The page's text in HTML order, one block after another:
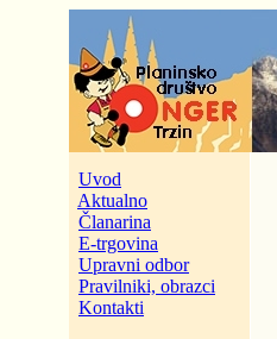
Uvod
Aktualno
Članarina
E-trgovina
Upravni odbor
Pravilniki, obrazci
Kontakti